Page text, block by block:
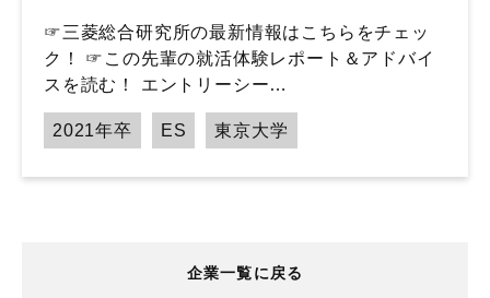
☞三菱総合研究所の最新情報はこちらをチェッ
ク！ ☞この先輩の就活体験レポート＆アドバイ
スを読む！ エントリーシー…
2021年卒 ES 東京大学
企業一覧に戻る